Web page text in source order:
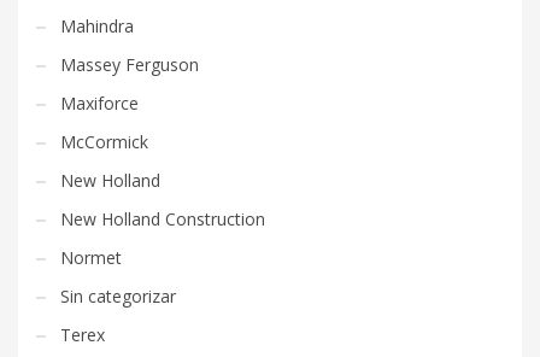
Mahindra
Massey Ferguson
Maxiforce
McCormick
New Holland
New Holland Construction
Normet
Sin categorizar
Terex